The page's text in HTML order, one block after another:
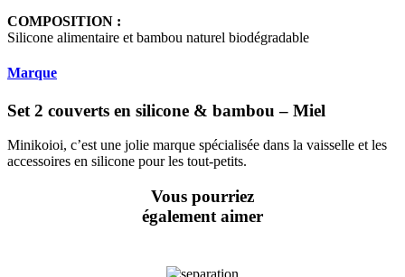
COMPOSITION :
Silicone alimentaire et bambou naturel biodégradable
Marque
Set 2 couverts en silicone & bambou – Miel
Minikoioi, c’est une jolie marque spécialisée dans la vaisselle et les
accessoires en silicone pour les tout-petits.
Vous pourriez
également aimer